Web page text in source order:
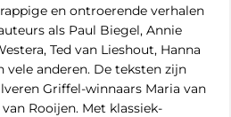
en ontroerende verhalen
als Paul Biegel, Annie
Ted van Lieshout, Hanna
vele anderen. De teksten zijn
Griffel-winnaars Maria van
Rooijen. Met klassiek-